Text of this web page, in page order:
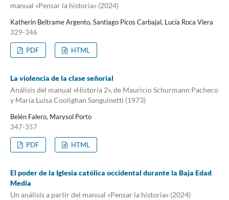
manual «Pensar la historia» (2024)
Katherin Beltrame Argento, Santiago Picos Carbajal, Lucía Roca Viera
329-346
PDF HTML
La violencia de la clase señorial
Análisis del manual «Historia 2», de Mauricio Schurmann Pacheco
y María Luisa Coolighan Sanguinetti (1973)
Belén Falero, Marysol Porto
347-357
PDF HTML
El poder de la Iglesia católica occidental durante la Baja Edad
Media
Un análisis a partir del manual «Pensar la historia» (2024)